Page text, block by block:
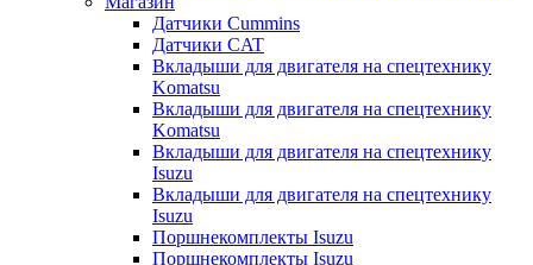
Датчики Cummins
Датчики CAT
Вкладыши для двигателя на спецтехнику
Komatsu
Вкладыши для двигателя на спецтехнику
Komatsu
Вкладыши для двигателя на спецтехнику
Isuzu
Вкладыши для двигателя на спецтехнику
Isuzu
Поршнекомплекты Isuzu
Поршнекомплекты Isuzu